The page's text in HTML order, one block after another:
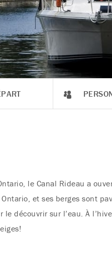
le Canal Rideau a
et ses berges sont
découvrir sur l’eau. À